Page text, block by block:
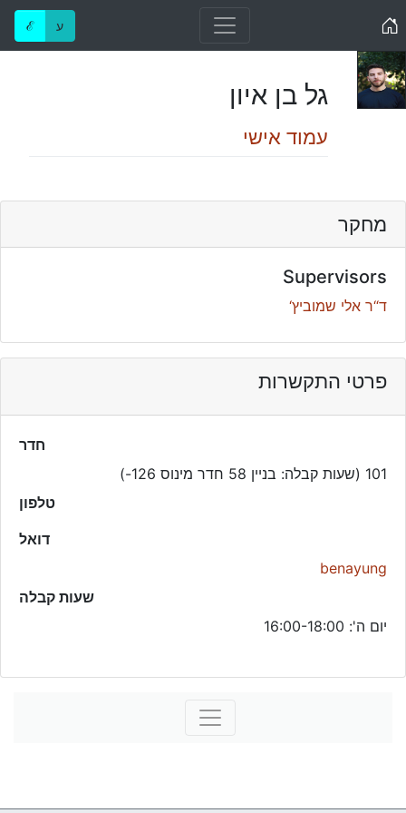
ℰ ע
גל בן איון
עמוד אישי
מחקר
Supervisors
ד“ר אלי שמוביץ‘
פרטי התקשרות
חדר
101 (שעות קבלה: בניין 58 חדר מינוס 126-)
טלפון
דואל
benayung
שעות קבלה
יום ה': 16:00-18:00